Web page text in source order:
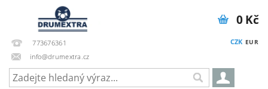
773676361
info@drumextra.cz
CZK EUR
0 Kč